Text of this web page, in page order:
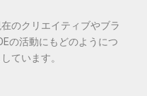
のクリエイティブやブラ
の活動にもどのようにつ
ています。